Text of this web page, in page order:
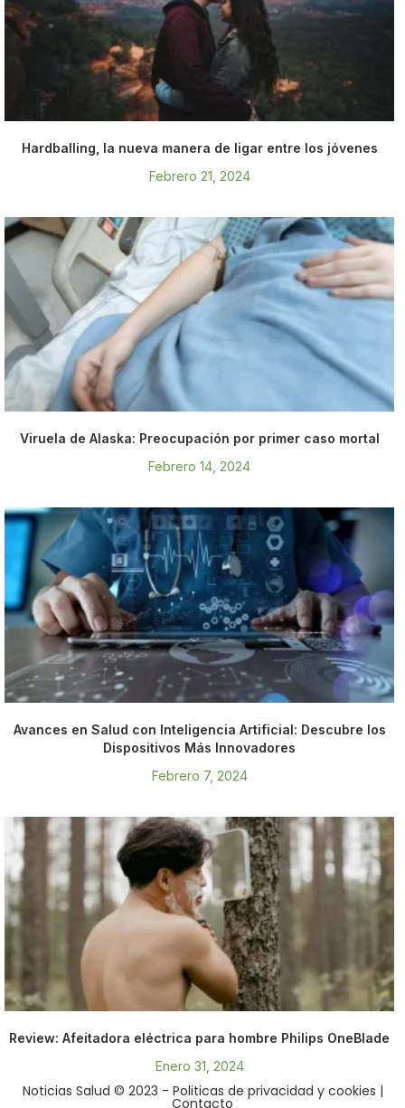
Hardballing, la nueva manera de ligar entre los jóvenes
Febrero 21, 2024
Viruela de Alaska: Preocupación por primer caso mortal
Febrero 14, 2024
Avances en Salud con Inteligencia Artificial: Descubre los
Dispositivos Más Innovadores
Febrero 7, 2024
Review: Afeitadora eléctrica para hombre Philips OneBlade
Enero 31, 2024
Noticias Salud © 2023 - Politicas de privacidad y cookies |
Contacto